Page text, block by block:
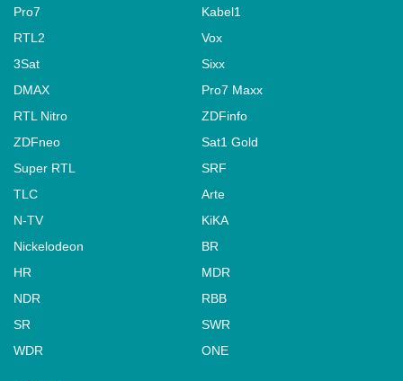
Pro7
Kabel1
RTL2
Vox
3Sat
Sixx
DMAX
Pro7 Maxx
RTL Nitro
ZDFinfo
ZDFneo
Sat1 Gold
Super RTL
SRF
TLC
Arte
N-TV
KiKA
Nickelodeon
BR
HR
MDR
NDR
RBB
SR
SWR
WDR
ONE